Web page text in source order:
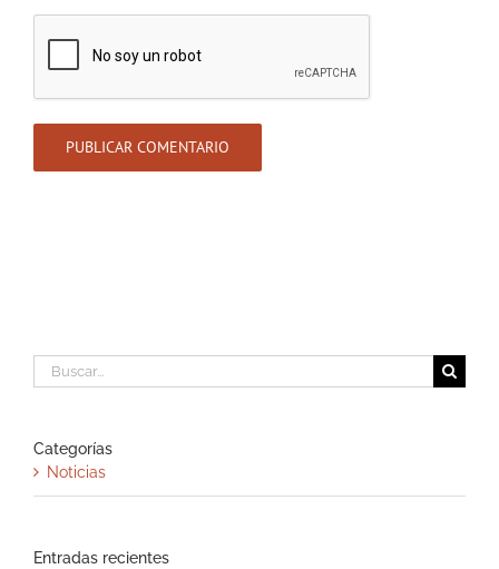
Buscar:
Categorías
Noticias
Entradas recientes